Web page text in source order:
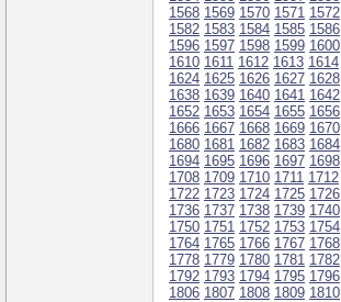
1568 1569 1570 1571 1572
1582 1583 1584 1585 1586
1596 1597 1598 1599 1600
1610 1611 1612 1613 1614
1624 1625 1626 1627 1628
1638 1639 1640 1641 1642
1652 1653 1654 1655 1656
1666 1667 1668 1669 1670
1680 1681 1682 1683 1684
1694 1695 1696 1697 1698
1708 1709 1710 1711 1712
1722 1723 1724 1725 1726
1736 1737 1738 1739 1740
1750 1751 1752 1753 1754
1764 1765 1766 1767 1768
1778 1779 1780 1781 1782
1792 1793 1794 1795 1796
1806 1807 1808 1809 1810